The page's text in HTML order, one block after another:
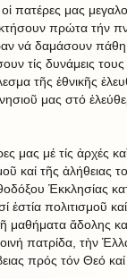
πατέρες μας
πρώτα τήν
νά δαμάσουν πάθη
τίς δυνάμεις
τῆς ἐθνικῆς
μας στό
μας μέ τίς ἀρχές
καί τῆς ἀλήθειας
Ἐκκλησίας
ἑστία πολιτισμοῦ
μαθήματα ἄδολης
πατρίδα, τὴν
πρός τόν Θεό